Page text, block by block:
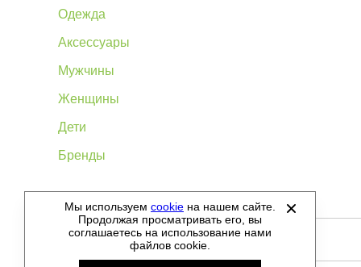
Одежда
Аксессуары
Мужчины
Женщины
Дети
Бренды
©2012-2026 - Sellgroup.ru - все права защищены.
Мы используем cookie на нашем сайте.
Продолжая просматривать его, вы
соглашаетесь на использование нами
файлов cookie.